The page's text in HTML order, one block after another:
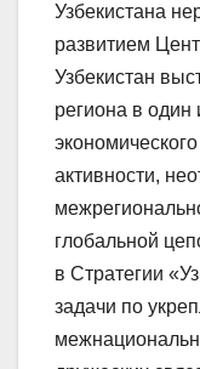
Узбекистана
развитием
Узбекистан
региона в один
активности,
глобальной
в Стратегии
задачи по